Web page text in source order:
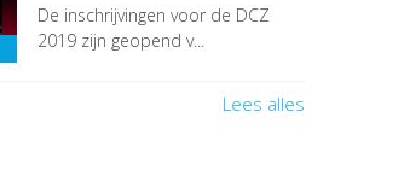
De inschrijvingen voor de DCZ
2019 zijn geopend v...
Lees alles